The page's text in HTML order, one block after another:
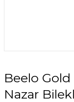
Beelo Gold
Nazar